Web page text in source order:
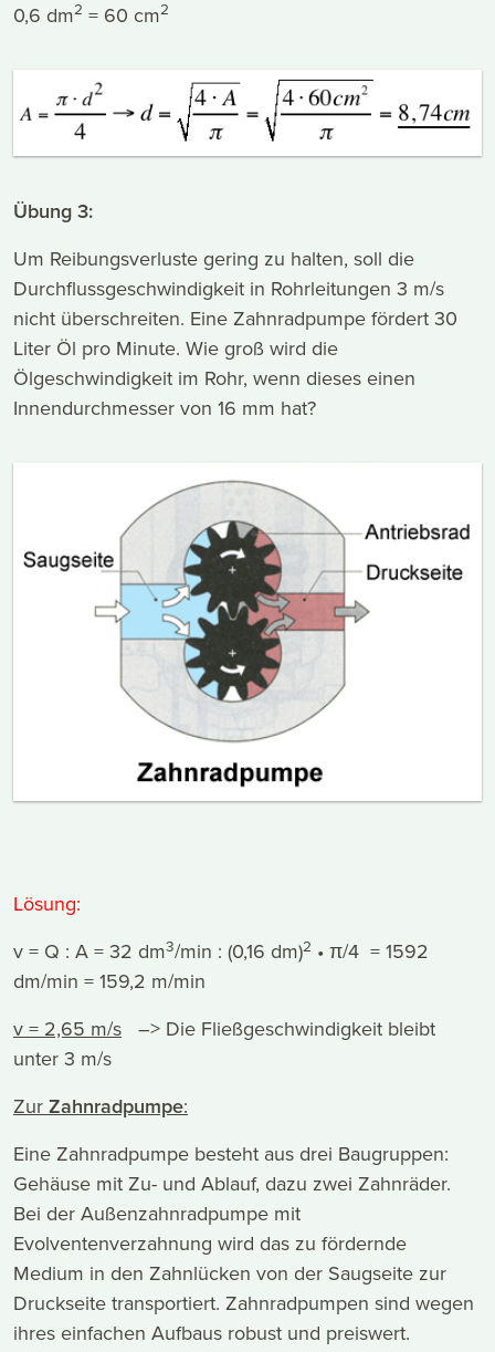
0,6 dm2 = 60 cm2
Übung 3:
Um Reibungsverluste gering zu halten, soll die
Durchflussgeschwindigkeit in Rohrleitungen 3 m/s
nicht überschreiten. Eine Zahnradpumpe fördert 30
Liter Öl pro Minute. Wie groß wird die
Ölgeschwindigkeit im Rohr, wenn dieses einen
Innendurchmesser von 16 mm hat?
Lösung:
v = Q : A = 32 dm3/min : (0,16 dm)2 • π/4 = 1592
dm/min = 159,2 m/min
v = 2,65 m/s –> Die Fließgeschwindigkeit bleibt
unter 3 m/s
Zur Zahnradpumpe:
Eine Zahnradpumpe besteht aus drei Baugruppen:
Gehäuse mit Zu- und Ablauf, dazu zwei Zahnräder.
Bei der Außenzahnradpumpe mit
Evolventenverzahnung wird das zu fördernde
Medium in den Zahnlücken von der Saugseite zur
Druckseite transportiert. Zahnradpumpen sind wegen
ihres einfachen Aufbaus robust und preiswert.